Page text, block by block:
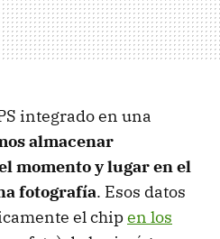
integrado en una
almacenar
momento y lugar en el
fotografía. Esos datos
el chipen los